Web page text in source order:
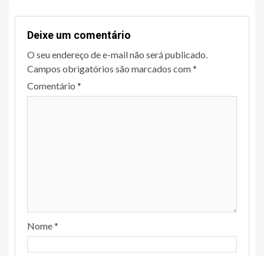
Deixe um comentário
O seu endereço de e-mail não será publicado.
Campos obrigatórios são marcados com*
Comentário *
Nome*